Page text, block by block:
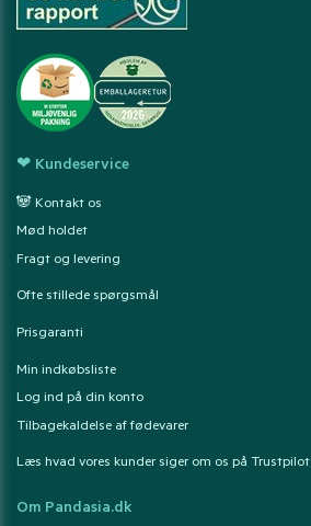
❤ Kundeservice
🐼 Kontakt os
Mød holdet
Fragt og levering
Ofte stillede spørgsmål
Prisgaranti
Min indkøbsliste
Log ind på din konto
Tilbagekaldelse af fødevarer
Læs hvad vores kunder siger om os på Trustpilot
Om Pandasia.dk